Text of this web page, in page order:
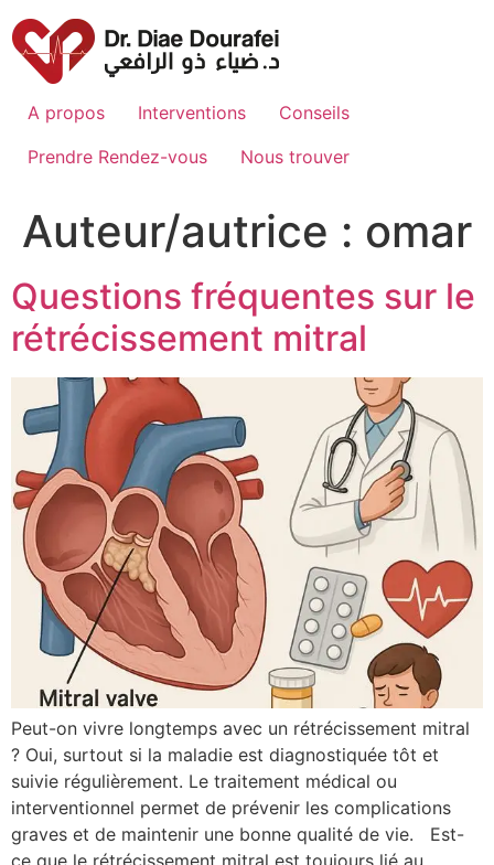
au
contenu
A propos Interventions
Conseils
Prendre Rendez-vous
Nous trouver
Auteur/autrice : omar
Questions fréquentes sur le
rétrécissement mitral
Peut-on vivre longtemps avec un rétrécissement mitral
? Oui, surtout si la maladie est diagnostiquée tôt et
suivie régulièrement. Le traitement médical ou
interventionnel permet de prévenir les complications
graves et de maintenir une bonne qualité de vie. Est-
ce que le rétrécissement mitral est toujours lié au